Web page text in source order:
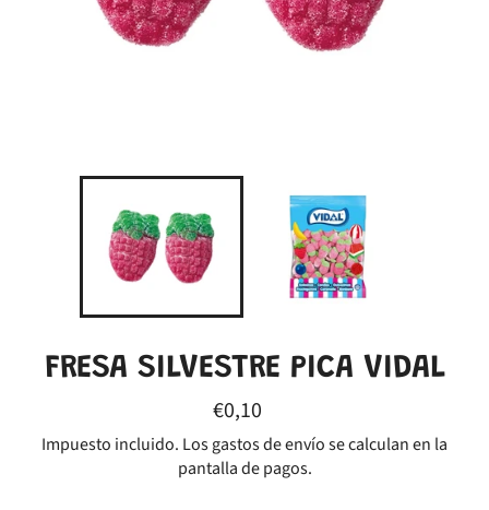
FRESA SILVESTRE PICA VIDAL
Precio
habitual
€0,10
Impuesto incluido. Losgastos de envíose calculan en la
pantalla de pagos.